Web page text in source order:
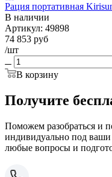
Рация портативная
В наличии
Артикул: 49898
74 853 руб
/шт
В корзину
Получите
Поможем разобраться и
индивидуально под ваши
любые вопросы и